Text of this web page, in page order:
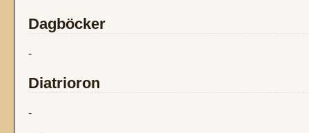
Dagböcker
-
Diatrioron
-